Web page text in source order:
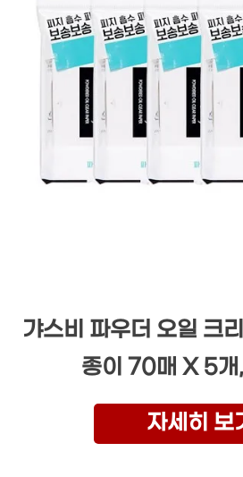
갸스비 파우더 오일 크
종이 70매 X 5
자세히 보